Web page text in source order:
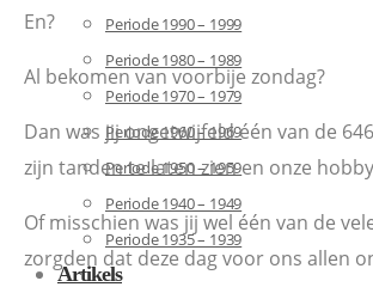
Periode 1990 – 1999
Periode 1980 – 1989
Periode 1970 – 1979
Periode 1960 – 1969
Periode 1950 – 1959
Periode 1940 – 1949
Periode 1935 – 1939
Artikels
En?
Al bekomen van voorbije zondag?
Dan was jij ongetwijfeld één van de
zijn tanden te laten zien en onze
Of misschien was jij wel één van de
zorgden dat deze dag voor ons allen